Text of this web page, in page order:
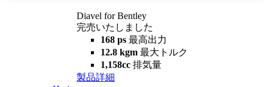
Diavel for Bentley
完売いたしました
168 ps 最高出力
12.8 kgm 最大トルク
1,158cc 排気量
製品詳細